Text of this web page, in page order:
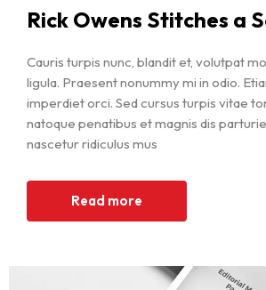
Rick Owens Stitches a
Cauris turpis nunc, blandit et, volutpat
ligula. Praesent nonummy mi in odio.
imperdiet orci. Sed cursus turpis vitae
natoque penatibus et magnis dis
nascetur ridiculus mus
Read more